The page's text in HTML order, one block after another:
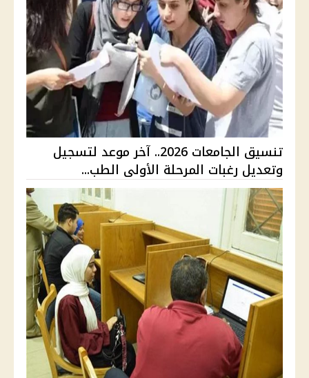
تنسيق الجامعات 2026.. آخر موعد لتسجيل
وتعديل رغبات المرحلة الأولى الطب...